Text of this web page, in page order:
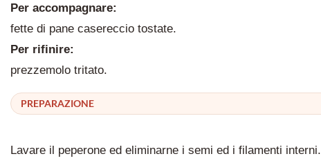
Per accompagnare:
fette di pane casereccio tostate.
Per rifinire:
prezzemolo tritato.
PREPARAZIONE
Lavare il peperone ed eliminarne i semi ed i filamenti interni.